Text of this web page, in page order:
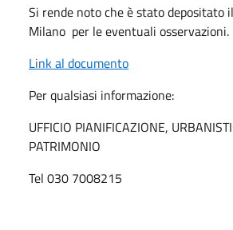
Si rende noto che è stato depositato
Milano per le eventuali osservazioni.
Link al documento
Per qualsiasi informazione:
UFFICIO PIANIFICAZIONE,
PATRIMONIO
Tel 030 7008215